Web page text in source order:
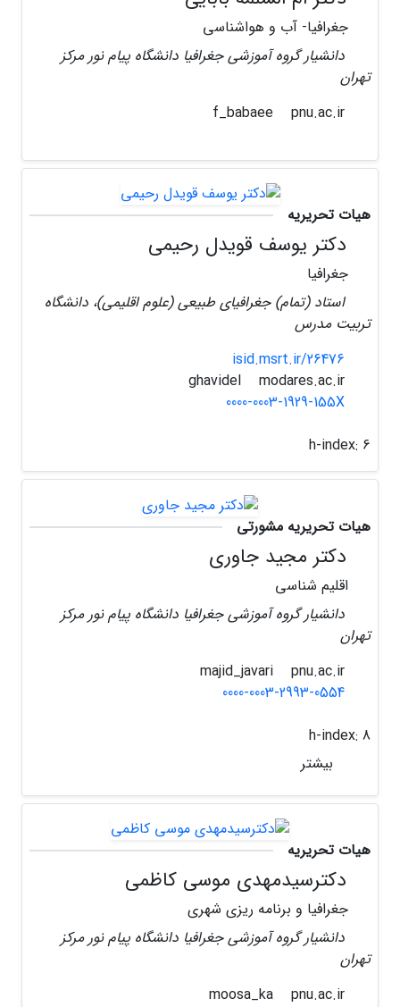
جغرافیا- آب و هواشناسی
دانشیار گروه آموزشی جغرافیا دانشگاه پیام نور مرکز
تهران
pnu.ac.ir
هیات تحریریه
دکتر یوسف قویدل رحیمی
جغرافیا
استاد (تمام) جغرافیای طبیعی (علوم اقلیمی)، دانشگاه
تربیت مدرس
isid.msrt.ir/26476
modares.ac.ir
0000-0003-1929-155X
h-index: 6
هیات تحریریه مشورتی
دکتر مجید جاوری
اقلیم شناسی
دانشیار گروه آموزشی جغرافیا دانشگاه پیام نور مرکز
تهران
pnu.ac.ir
0000-0003-2993-0554
h-index: 8
بیشتر
هیات تحریریه
دکترسیدمهدی موسی کاظمی
جغرافیا و برنامه ریزی شهری
دانشیار گروه آموزشی جغرافیا دانشگاه پیام نور مرکز
تهران
pnu.ac.ir